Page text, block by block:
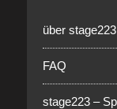
über stage223
FAQ
stage223 –